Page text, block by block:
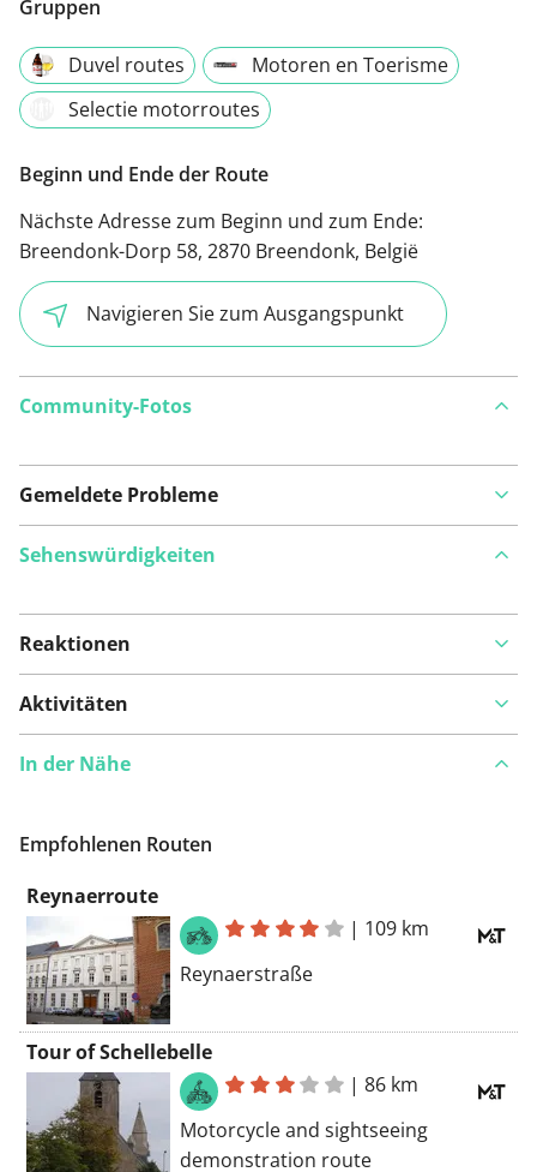
Gruppen
Duvel routes
Motoren en Toerisme
Selectie motorroutes
Beginn und Ende der Route
Nächste Adresse zum Beginn und zum Ende:
Breendonk-Dorp 58, 2870 Breendonk, België
Navigieren Sie zum Ausgangspunkt
Community-Fotos
Gemeldete Probleme
Auf Karte anzeigen
Ist Ihnen auf dieser Route etwas aufgefallen?
Problem
Sehenswürdigkeiten
Reaktionen
Aktivitäten
In der Nähe
Empfohlenen Routen
Reynaerroute
| 109 km
Reynaerstraße
Tour of Schellebelle
|86 km
Motorcycle and sightseeing
demonstration route